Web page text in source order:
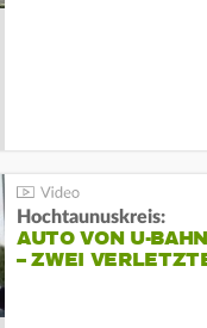
Hochtaunuskreis:
AUTO VON U-
– ZWEI